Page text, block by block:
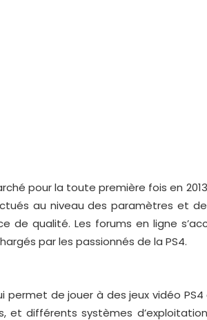
pour la toute première fois en
au niveau des paramètres et
de qualité. Les forums en ligne
par les passionnés de la PS4.
permet de jouer à des jeux vidéo
et différents systèmes